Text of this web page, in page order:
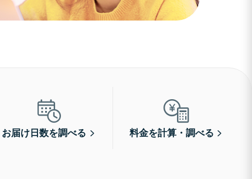
お届け日数を調べる 料金を計算・調べる